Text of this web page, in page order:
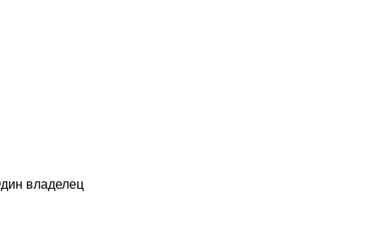
владелец